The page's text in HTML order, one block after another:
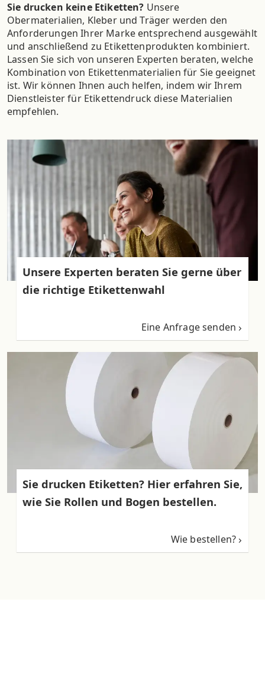
Sie drucken keine Etiketten? Unsere
Obermaterialien, Kleber und Träger werden den
Anforderungen Ihrer Marke entsprechend ausgewählt
und anschließend zu Etikettenprodukten kombiniert.
Lassen Sie sich von unseren Experten beraten, welche
Kombination von Etikettenmaterialien für Sie geeignet
ist. Wir können Ihnen auch helfen, indem wir Ihrem
Dienstleister für Etikettendruck diese Materialien
empfehlen.
Unsere Experten beraten Sie gerne über
die richtige Etikettenwahl
Eine Anfrage senden
Sie drucken Etiketten? Hier erfahren Sie,
wie Sie Rollen und Bogen bestellen.
Wie bestellen?